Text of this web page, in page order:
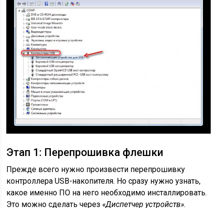
Этап 1: Перепрошивка флешки
Прежде всего нужно произвести перепрошивку
контроллера USB-накопителя. Но сразу нужно узнать,
какое именно ПО на него необходимо инсталлировать.
Это можно сделать через«Диспетчер устройств».